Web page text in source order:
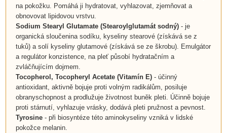
na pokožku. Pomáhá ji hydratovat, vyhlazovat, zjemňovat a
obnovovat lipidovou vrstvu.
Sodium Stearyl Glutamate (Stearoylglutamát sodný)- je
organická sloučenina sodíku, kyseliny stearové (získává se z
tuků) a solí kyseliny glutamové (získává se ze škrobu). Emulgátor
a regulátor konzistence, na pleť působí hydratačním a
zvláčňujícím dojmem.
Tocopherol, Tocopheryl Acetate(Vitamín E)- účinný
antioxidant, aktivně bojuje proti volným radikálům, posiluje
obranyschopnost a prodlužuje životnost buněk pleti. Účinně bojuje
proti stárnutí, vyhlazuje vrásky, dodává pleti pružnost a pevnost.
Tyrosine - při biosyntéze této aminokyseliny vzniká v lidské
pokožce melanin.